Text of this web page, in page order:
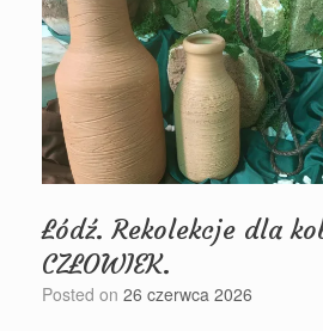
Łódź. Rekolekcje dla
CZŁOWIEK.
Posted on 26 czerwca 2026